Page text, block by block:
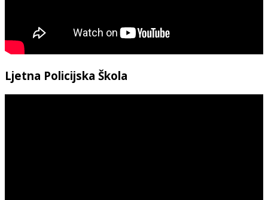
Ljetna Policijska Škola